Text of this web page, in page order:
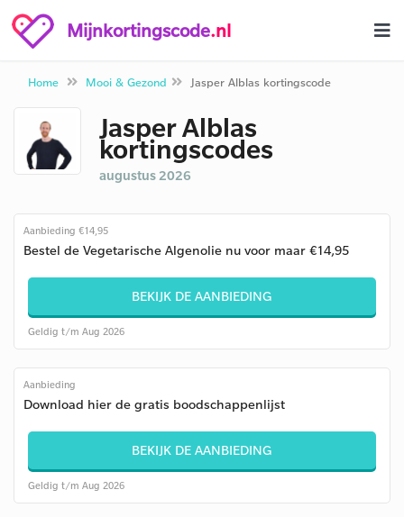
Mijnkortingscode.nl
Home Mooi & Gezond Jasper Alblas kortingscode
Jasper Alblas
kortingscodes
augustus 2026
Aanbieding €14,95
Bestel de Vegetarische Algenolie nu voor maar €14,95
BEKIJK DE AANBIEDING
Geldig t/m Aug 2026
Aanbieding
Download hier de gratis boodschappenlijst
BEKIJK DE AANBIEDING
Geldig t/m Aug 2026